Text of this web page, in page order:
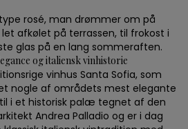
rosé, man drømmer om på
afkølet på terrassen, til frokost i
glas på en lang sommeraften.
og italiensk vinhistorie
vinhus Santa Sofia, som
nogle af områdets mest elegante
i et historisk palæ tegnet af den
Andrea Palladio og er i dag